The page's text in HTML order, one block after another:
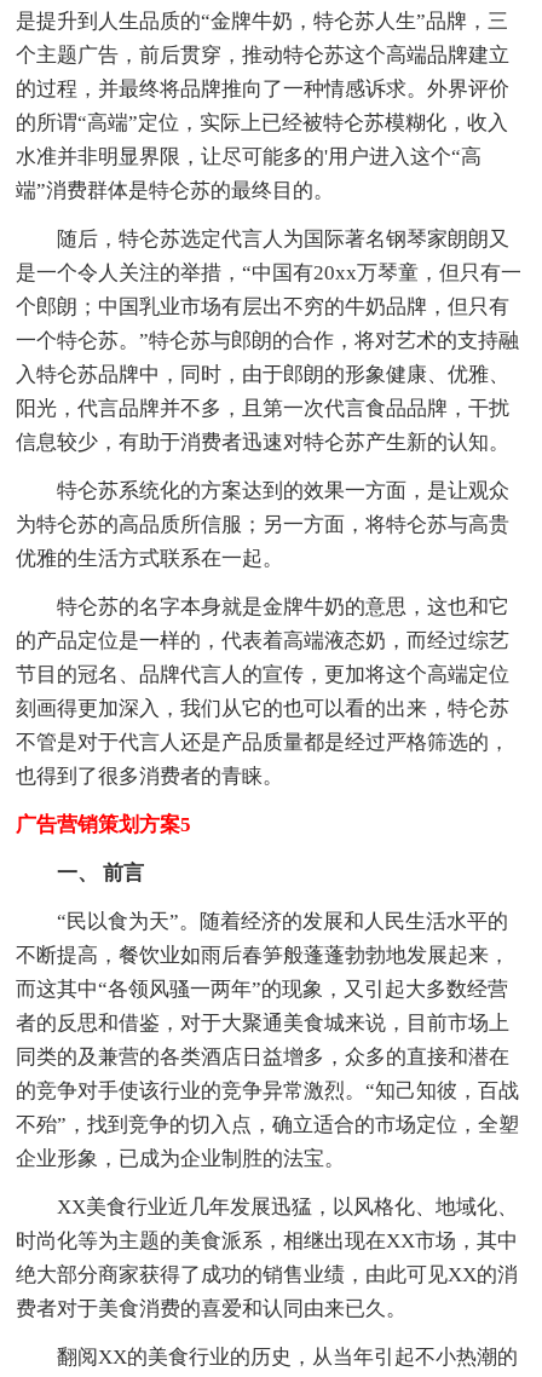
是提升到人生品质的“金牌牛奶，特仑苏人生”品牌，三
个主题广告，前后贯穿，推动特仑苏这个高端品牌建立
的过程，并最终将品牌推向了一种情感诉求。外界评价
的所谓“高端”定位，实际上已经被特仑苏模糊化，收入
水准并非明显界限，让尽可能多的'用户进入这个“高
端”消费群体是特仑苏的最终目的。
随后，特仑苏选定代言人为国际著名钢琴家朗朗又
是一个令人关注的举措，“中国有20xx万琴童，但只有一
个郎朗；中国乳业市场有层出不穷的牛奶品牌，但只有
一个特仑苏。”特仑苏与郎朗的合作，将对艺术的支持融
入特仑苏品牌中，同时，由于郎朗的形象健康、优雅、
阳光，代言品牌并不多，且第一次代言食品品牌，干扰
信息较少，有助于消费者迅速对特仑苏产生新的认知。
特仑苏系统化的方案达到的效果一方面，是让观众
为特仑苏的高品质所信服；另一方面，将特仑苏与高贵
优雅的生活方式联系在一起。
特仑苏的名字本身就是金牌牛奶的意思，这也和它
的产品定位是一样的，代表着高端液态奶，而经过综艺
节目的冠名、品牌代言人的宣传，更加将这个高端定位
刻画得更加深入，我们从它的也可以看的出来，特仑苏
不管是对于代言人还是产品质量都是经过严格筛选的，
也得到了很多消费者的青睐。
广告营销策划方案5
一、 前言
“民以食为天”。随着经济的发展和人民生活水平的
不断提高，餐饮业如雨后春笋般蓬蓬勃勃地发展起来，
而这其中“各领风骚一两年”的现象，又引起大多数经营
者的反思和借鉴，对于大聚通美食城来说，目前市场上
同类的及兼营的各类酒店日益增多，众多的直接和潜在
的竞争对手使该行业的竞争异常激烈。“知己知彼，百战
不殆”，找到竞争的切入点，确立适合的市场定位，全塑
企业形象，已成为企业制胜的法宝。
XX美食行业近几年发展迅猛，以风格化、地域化、
时尚化等为主题的美食派系，相继出现在XX市场，其中
绝大部分商家获得了成功的销售业绩，由此可见XX的消
费者对于美食消费的喜爱和认同由来已久。
翻阅XX的美食行业的历史，从当年引起不小热潮的